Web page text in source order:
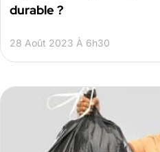
durable ?
28 Août 2023 À 6h30